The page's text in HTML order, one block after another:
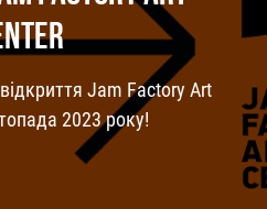
Jam Factory Art
2023 року!